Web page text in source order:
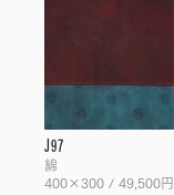
J97
綿
400×300 / 49,500円